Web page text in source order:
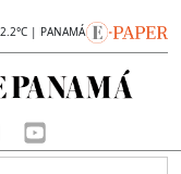
| PANAMÁ